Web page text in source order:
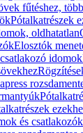
fűtéshez,
Pótalkatrészek
oldhatatlan
Elosztók
idomok
és csatlakozók